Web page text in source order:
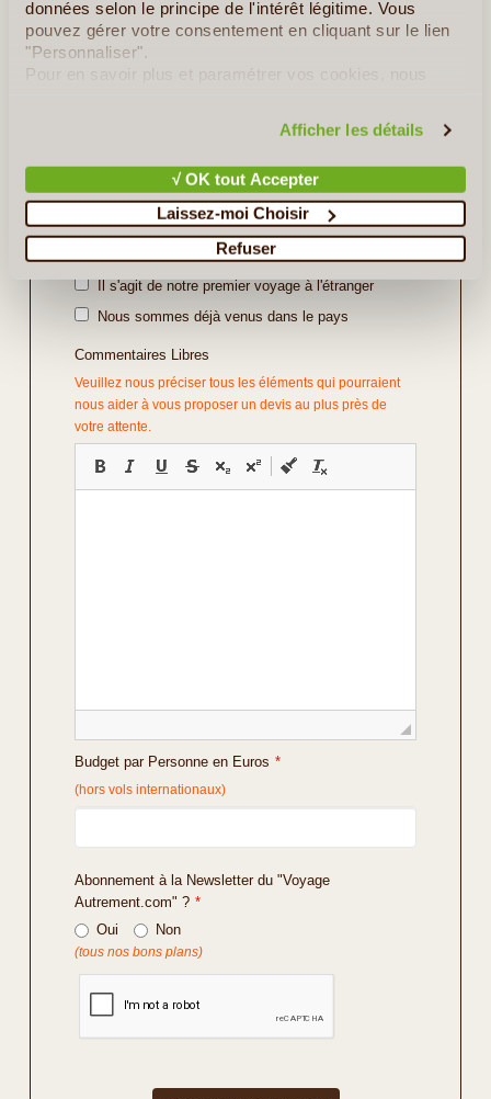
données selon le principe de l'intérêt légitime. Vous
pouvez gérer votre consentement en cliquant sur le lien
"Personnaliser".
Pour en savoir plus et paramétrer vos cookies, nous
Afficher les détails
√ OK tout Accepter
Laissez-moi Choisir
Refuser
Repas
Avec Voiture de Location
Divers
Il s'agit d'un voyage de noce
Il s'agit de notre premier voyage à l'étranger
Nous sommes déjà venus dans le pays
Commentaires Libres
Veuillez nous préciser tous les éléments qui pourraient
nous aider à vous proposer un devis au plus près de
votre attente.
Budget par Personne en Euros *
(hors vols internationaux)
Abonnement à la Newsletter du "Voyage
Autrement.com" ? *
Oui
Non
(tous nos bons plans)